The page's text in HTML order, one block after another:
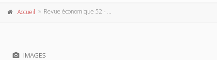
Accueil Revue économique 52 - 4, juillet 2001
IMAGES